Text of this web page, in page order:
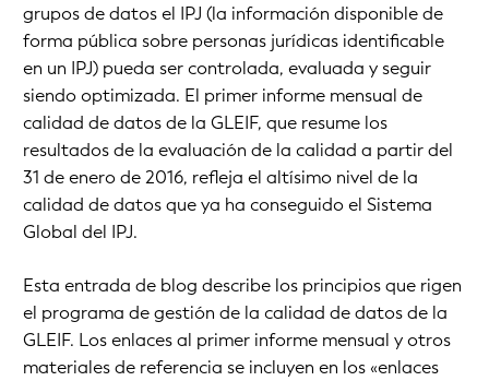
grupos de datos el IPJ (la información disponible de
forma pública sobre personas jurídicas identificable
en un IPJ) pueda ser controlada, evaluada y seguir
siendo optimizada. El primer informe mensual de
calidad de datos de la GLEIF, que resume los
resultados de la evaluación de la calidad a partir del
31 de enero de 2016, refleja el altísimo nivel de la
calidad de datos que ya ha conseguido el Sistema
Global del IPJ.
Esta entrada de blog describe los principios que rigen
el programa de gestión de la calidad de datos de la
GLEIF. Los enlaces al primer informe mensual y otros
materiales de referencia se incluyen en los «enlaces